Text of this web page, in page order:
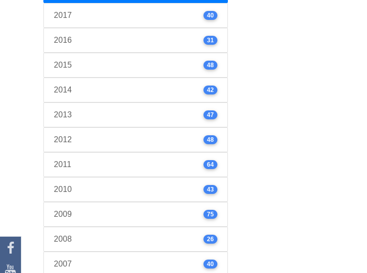
2017 40
2016 31
2015 48
2014 42
2013 47
2012 48
2011 64
2010 43
2009 75
2008 26
2007 40